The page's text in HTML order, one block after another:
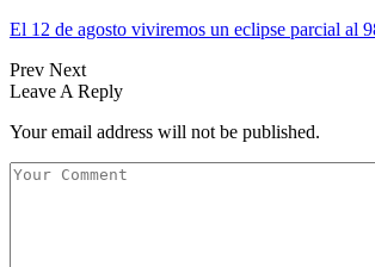
El 12 de agosto viviremos un eclipse parcial al
Prev Next
Leave A Reply
Your email address will not be published.